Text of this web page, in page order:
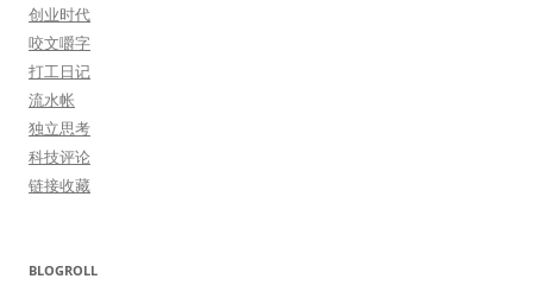
创业时代
咬文嚼字
打工日记
流水帐
独立思考
科技评论
链接收藏
BLOGROLL